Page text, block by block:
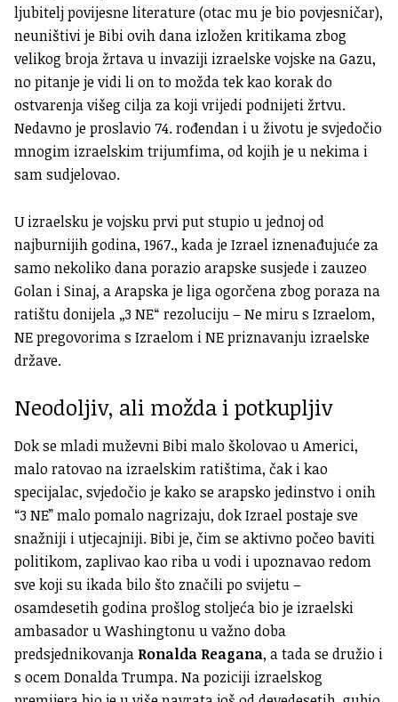
ljubitelj povijesne literature (otac mu je bio povjesničar),
neuništivi je Bibi ovih dana izložen kritikama zbog
velikog broja žrtava u invaziji izraelske vojske na Gazu,
no pitanje je vidi li on to možda tek kao korak do
ostvarenja višeg cilja za koji vrijedi podnijeti žrtvu.
Nedavno je proslavio 74. rođendan i u životu je svjedočio
mnogim izraelskim trijumfima, od kojih je u nekima i
sam sudjelovao.
U izraelsku je vojsku prvi put stupio u jednoj od
najburnijih godina, 1967., kada je Izrael iznenađujuće za
samo nekoliko dana porazio arapske susjede i zauzeo
Golan i Sinaj, a Arapska je liga ogorčena zbog poraza na
ratištu donijela „3 NE“ rezoluciju – Ne miru s Izraelom,
NE pregovorima s Izraelom i NE priznavanju izraelske
države.
Neodoljiv, ali možda i potkupljiv
Dok se mladi muževni Bibi malo školovao u Americi,
malo ratovao na izraelskim ratištima, čak i kao
specijalac, svjedočio je kako se arapsko jedinstvo i onih
“3 NE” malo pomalo nagrizaju, dok Izrael postaje sve
snažniji i utjecajniji. Bibi je, čim se aktivno počeo baviti
politikom, zaplivao kao riba u vodi i upoznavao redom
sve koji su ikada bilo što značili po svijetu –
osamdesetih godina prošlog stoljeća bio je izraelski
ambasador u Washingtonu u važno doba
predsjednikovanja Ronalda Reagana, a tada se družio i
s ocem Donalda Trumpa. Na poziciji izraelskog